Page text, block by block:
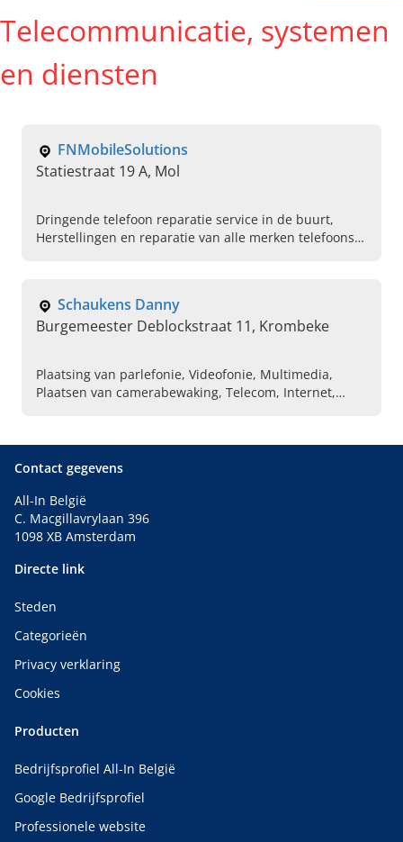
Telecommunicatie, systemen
en diensten
FNMobileSolutions
Statiestraat 19 A, Mol
Dringende telefoon reparatie service in de buurt,
Herstellingen en reparatie van alle merken telefoons,
reparaties, Dringend beeld scherm repareren,
Verkoop van alle merken telefoons , Aankoop van oude
Schaukens Danny
Burgemeester Deblockstraat 11, Krombeke
Plaatsing van parlefonie, Videofonie, Multimedia,
Plaatsen van camerabewaking, Telecom, Internet,
Contact gegevens
All-In België
C. Macgillavrylaan 396
1098 XB Amsterdam
Directe link
Steden
Categorieën
Privacy verklaring
Cookies
Producten
Bedrijfsprofiel All-In België
Google Bedrijfsprofiel
Professionele website